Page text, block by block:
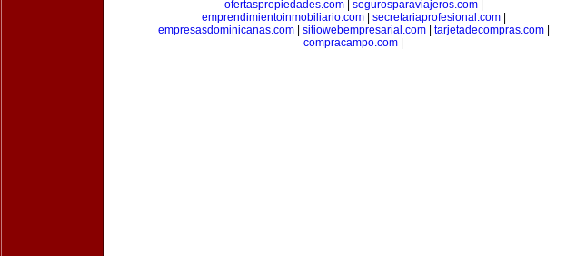
ofertaspropiedades.com| segurosparaviajeros.com|
emprendimientoinmobiliario.com| secretariaprofesional.com|
empresasdominicanas.com| sitiowebempresarial.com| tarjetadecompras.com|
compracampo.com